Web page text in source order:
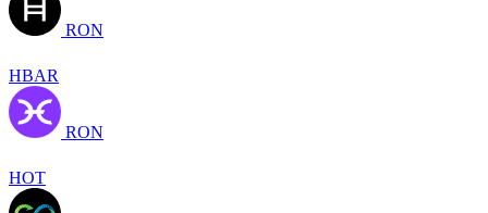
RON
HBAR
RON
HOT